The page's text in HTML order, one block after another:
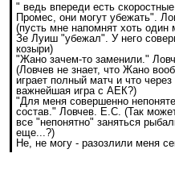
" ведь впереди есть
Промес, они могут убежать".
(пусть мне напомнят хоть один
Зе Луиш "убежал". У него
козыри)
"Жано зачем-то заменили."
(Ловчев не знает, что Жано
играет полный матч и что
важнейшая игра с АЕК?)
"Для меня совершенно
состав." Ловчев. Е.С. (Так
все "непонятно" заняться
еще...?)
Не, не могу - разозлили меня